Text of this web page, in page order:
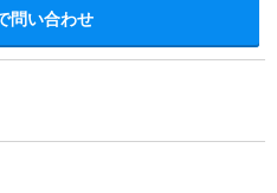
問い合わせ